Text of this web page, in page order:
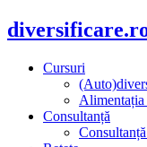
Cursuri
Consultanță